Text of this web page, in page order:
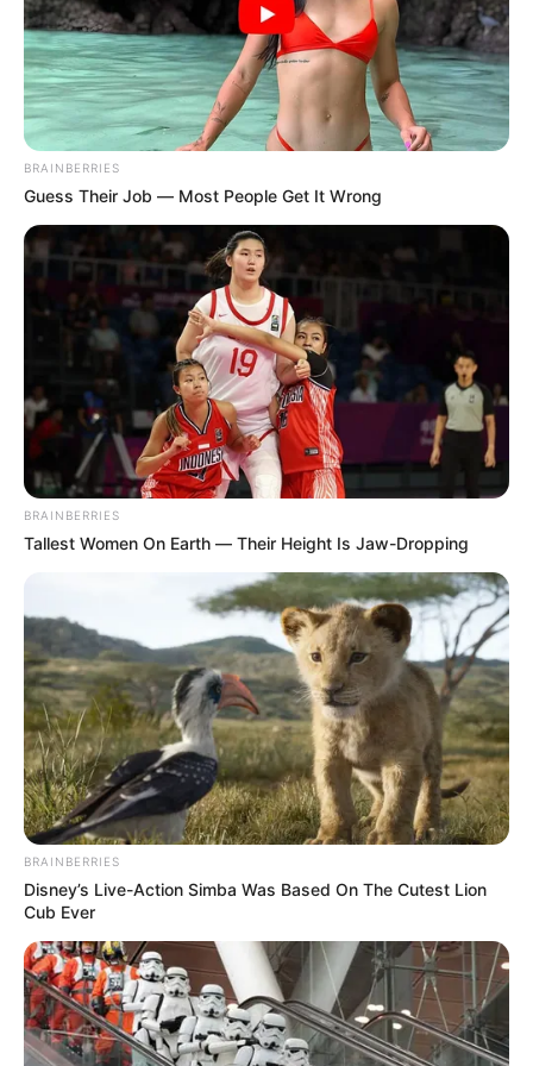
Policía Metropolitana.
COMPARTIR
ALERTA BOGOTÁ EN GOOGLE NEWS
TEMAS RELACIONADOS
NOTICIAS ANTIOQUIA
NOTICIAS DEL VALLE DE ABURRÁ
ENVIGADO - ANTIOQUIA
SUR DEL VALLE DE ABURRÁ
TRAGENDIA
RIÑA FAMILIAR
ALERTA PAISA
ASESINATO
CRIMEN CAPTURAS
MANTÉNGASE EN ALERTA
Tenemos todas las noticias que le
interesan. Para estar bien informado, por
favor, active las notificaciones de Alerta.
ACTIVAR AHORA
TEMAS DESTACADOS
EMERGENCIAS POR LLUVIAS
METRO DE MEDELLÍN
ELECCIONES PRESIDENCIALES
MARINILLA - ANTIOQUIA
BRAINBERRIES
Guess Their Job — Most People Get It Wrong
BRAINBERRIES
Tallest Women On Earth — Their Height Is Jaw-Dropping
BRAINBERRIES
Disney’s Live-Action Simba Was Based On The Cutest Lion
Cub Ever